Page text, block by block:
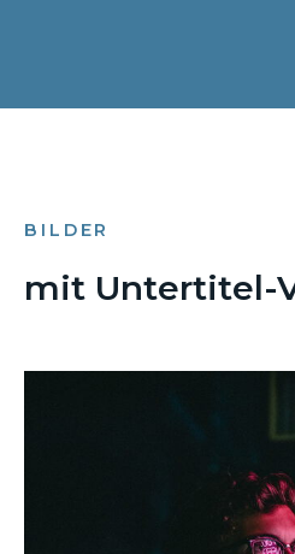
BILDER
mit Untertitel-